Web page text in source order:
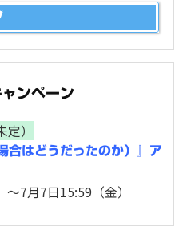
ンペーン
）
合はどうだったのか）』ア
7月7日15:59（金）